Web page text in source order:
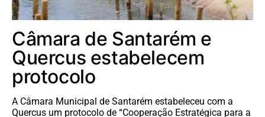
Câmara de Santarém e
Quercus estabelecem
protocolo
A Câmara Municipal de Santarém estabeleceu com a
Quercus um protocolo de “Cooperação Estratégica para a